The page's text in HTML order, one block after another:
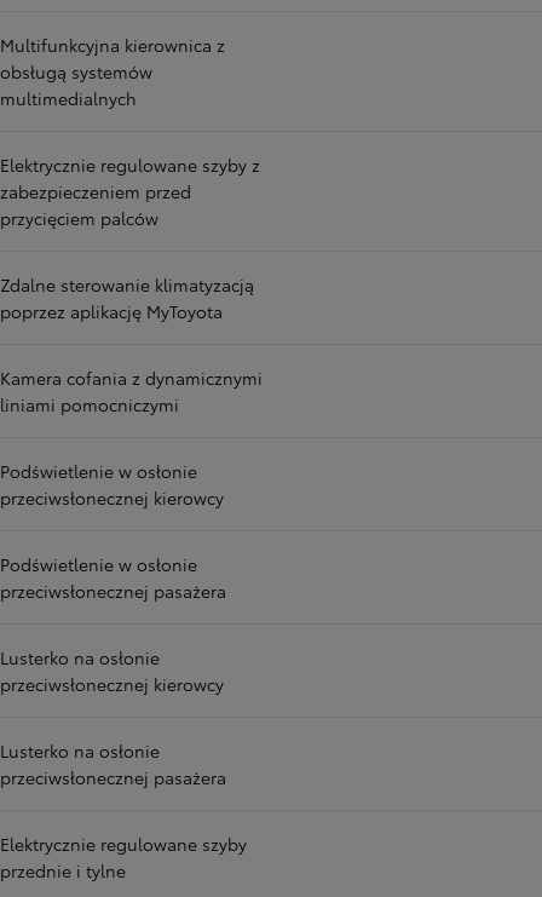
Multifunkcyjna kierownica z
obsługą systemów
multimedialnych
Elektrycznie regulowane szyby z
zabezpieczeniem przed
przycięciem palców
Zdalne sterowanie klimatyzacją
poprzez aplikację MyToyota
Kamera cofania z dynamicznymi
liniami pomocniczymi
Podświetlenie w osłonie
przeciwsłonecznej kierowcy
Podświetlenie w osłonie
przeciwsłonecznej pasażera
Lusterko na osłonie
przeciwsłonecznej kierowcy
Lusterko na osłonie
przeciwsłonecznej pasażera
Elektrycznie regulowane szyby
przednie i tylne